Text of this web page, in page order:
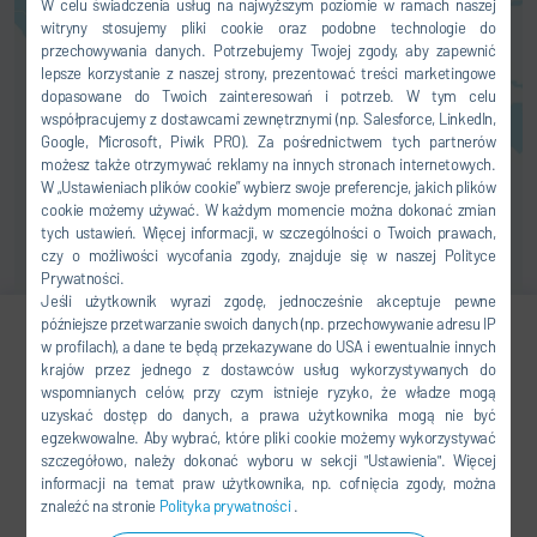
W celu świadczenia usług na najwyższym poziomie w ramach naszej
witryny stosujemy pliki cookie oraz podobne technologie do
przechowywania danych. Potrzebujemy Twojej zgody, aby zapewnić
lepsze korzystanie z naszej strony, prezentować treści marketingowe
dopasowane do Twoich zainteresowań i potrzeb. W tym celu
współpracujemy z dostawcami zewnętrznymi (np. Salesforce, LinkedIn,
Google, Microsoft, Piwik PRO). Za pośrednictwem tych partnerów
możesz także otrzymywać reklamy na innych stronach internetowych.
W „Ustawieniach plików cookie” wybierz swoje preferencje, jakich plików
cookie możemy używać. W każdym momencie można dokonać zmian
tych ustawień. Więcej informacji, w szczególności o Twoich prawach,
czy o możliwości wycofania zgody, znajduje się w naszej Polityce
Prywatności.
Jeśli użytkownik wyrazi zgodę, jednocześnie akceptuje pewne
późniejsze przetwarzanie swoich danych (np. przechowywanie adresu IP
w profilach), a dane te będą przekazywane do USA i ewentualnie innych
krajów przez jednego z dostawców usług wykorzystywanych do
wspomnianych celów, przy czym istnieje ryzyko, że władze mogą
uzyskać dostęp do danych, a prawa użytkownika mogą nie być
egzekwowalne. Aby wybrać, które pliki cookie możemy wykorzystywać
szczegółowo, należy dokonać wyboru w sekcji "Ustawienia". Więcej
informacji na temat praw użytkownika, np. cofnięcia zgody, można
znaleźć na stronie Polityka prywatności.
wyjaśnij.
ZGODA
Jiaying Yu
MARKETING
+86 21 3979-1554
Jiaying.Yu@durr.com.cn